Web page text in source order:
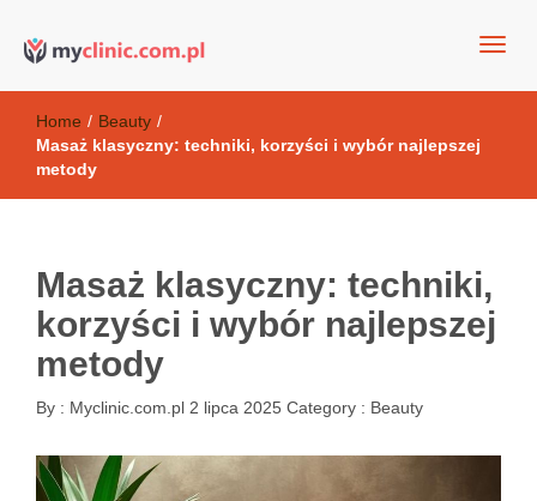
Kosmetyki antyoksydacyjne
Home / Beauty /
Masaż klasyczny: techniki, korzyści i wybór najlepszej
metody
Masaż klasyczny: techniki,
korzyści i wybór najlepszej
metody
By : Myclinic.com.pl 2 lipca 2025 Category : Beauty